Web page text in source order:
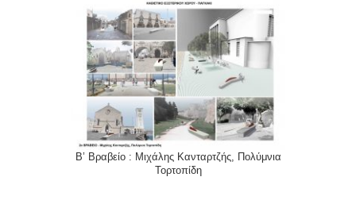
Β’ Βραβείο : Μιχάλης Κανταρτζής, Πολύμνια
Τορτοπίδη